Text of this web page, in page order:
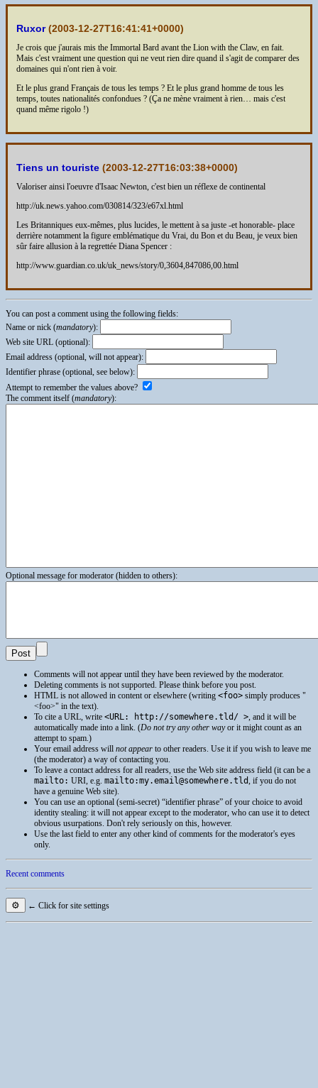
Ruxor(2003-12-27T16:41:41+0000)
Je crois que j'aurais mis the Immortal Bard avant the Lion with the Claw, en fait.
Mais c'est vraiment une question qui ne veut rien dire quand il s'agit de comparer des
domaines qui n'ont rien à voir.
Et le plus grand Français de tous les temps ? Et le plus grand homme de tous les
temps, toutes nationalités confondues ? (Ça ne mène vraiment à rien… mais c'est
quand même rigolo !)
Tiens un touriste (2003-12-27T16:03:38+0000)
Valoriser ainsi l'oeuvre d'Isaac Newton, c'est bien un réflexe de continental
http://uk.news.yahoo.com/030814/323/e67xl.html
Les Britanniques eux-mêmes, plus lucides, le mettent à sa juste -et honorable- place
derrière notamment la figure emblématique du Vrai, du Bon et du Beau, je veux bien
sûr faire allusion à la regrettée Diana Spencer :
http://www.guardian.co.uk/uk_news/story/0,3604,847086,00.html
You can post a comment using the following fields:
Name or nick (mandatory):
Web site URL (optional):
Email address (optional, will not appear):
Identifier phrase (optional, see below):
Attempt to remember the values above?
The comment itself (mandatory):
Optional message for moderator (hidden to others):
Comments will not appear until they have been reviewed by the moderator.
Deleting comments is not supported. Please think before you post.
HTML is not allowed in content or elsewhere (writing <foo> simply produces
<foo>
in the text).
To cite a URL , write <URL: http://somewhere.tld/ > , and it will be
automatically made into a link. (Do not try any other wayor it might count as an
attempt to spam.)
Your email address will not appear to other readers. Use it if you wish to leave me
(the moderator) a way of contacting you.
To leave a contact address for all readers, use the Web site address field (it can be a
mailto: URI , e.g. mailto:my.email@somewhere.tld , if you do not
have a genuine Web site).
You can use an optional (semi-secret) “identifier phrase” of your choice to avoid
identity stealing: it will not appear except to the moderator, who can use it to detect
obvious usurpations. Don't rely seriously on this, however.
Use the last field to enter any other kind of comments for the moderator's eyes
only.
Recent comments
⚙ ← Click for site settings